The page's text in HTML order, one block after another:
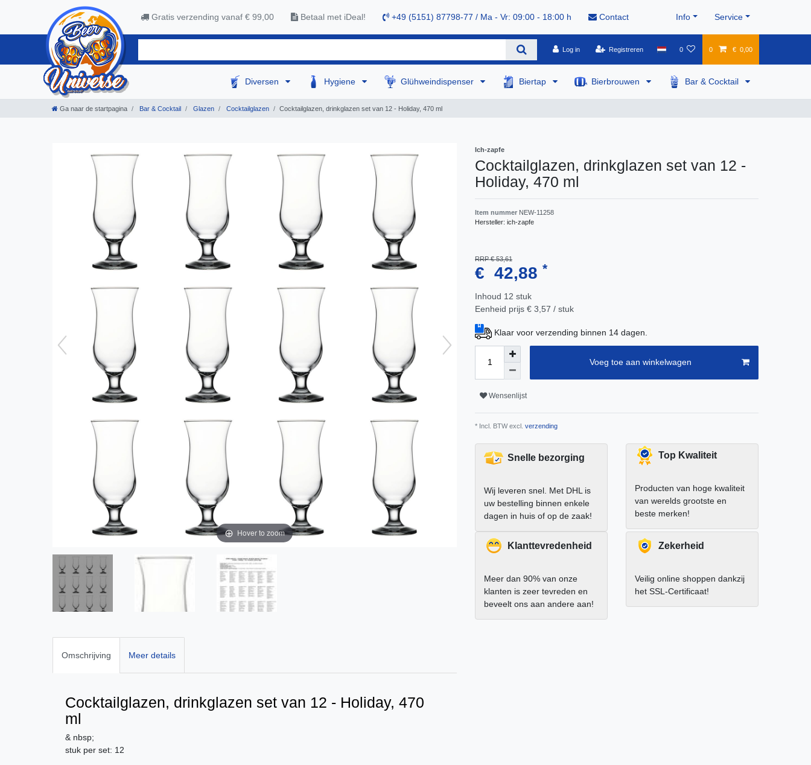
Gratis verzending vanaf € 99,00 Betaal met iDeal! +49 (5151) 87798-77 / Ma - Vr: 09:00 - 18:00 h Contact Info Service
Log in Registreren 0 0 € 0,00
Diversen Hygiene Glühweindispenser Biertap Bierbrouwen Bar & Cocktail
Ga naar de startpagina Bar & Cocktail Glazen Cocktailglazen Cocktailglazen, drinkglazen set van 12 - Holiday, 470 ml
Hover to zoom
Omschrijving Meer details
Cocktailglazen, drinkglazen set van 12 - Holiday, 470
ml
& nbsp;
stuk per set: 12
Ich-zapfe
Cocktailglazen, drinkglazen set van 12 -
Holiday, 470 ml
Item nummer NEW-11258
Hersteller: ich-zapfe
RRP € 53,61
€ 42,88 *
Inhoud 12 stuk
Eenheid prijs € 3,57 / stuk
Klaar voor verzending binnen 14 dagen.
Voeg toe aan winkelwagen
Wensenlijst
* Incl. BTW excl. verzending
Snelle bezorging
Wij leveren snel. Met DHL is
uw bestelling binnen enkele
dagen in huis of op de zaak!
Top Kwaliteit
Producten van hoge kwaliteit
van werelds grootste en
beste merken!
Klanttevredenheid
Meer dan 90% van onze
klanten is zeer tevreden en
beveelt ons aan andere aan!
Zekerheid
Veilig online shoppen dankzij
het SSL-Certificaat!